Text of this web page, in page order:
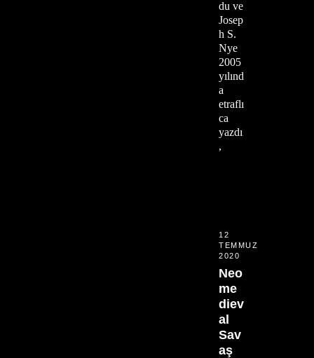
du ve
Josep
h S.
Nye
2005
yılınd
a
etraflı
ca
yazdı
,
12
TEMMUZ
2020
Neo
me
diev
al
Sav
aş